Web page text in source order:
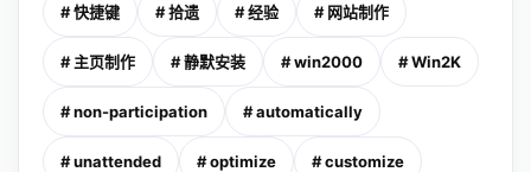
# 快捷键 # 拾遗 # 经验 # 网站制作
# 主页制作 # 静默安装 # win2000 # Win2K
# non-participation # automatically
# unattended # optimize # customize